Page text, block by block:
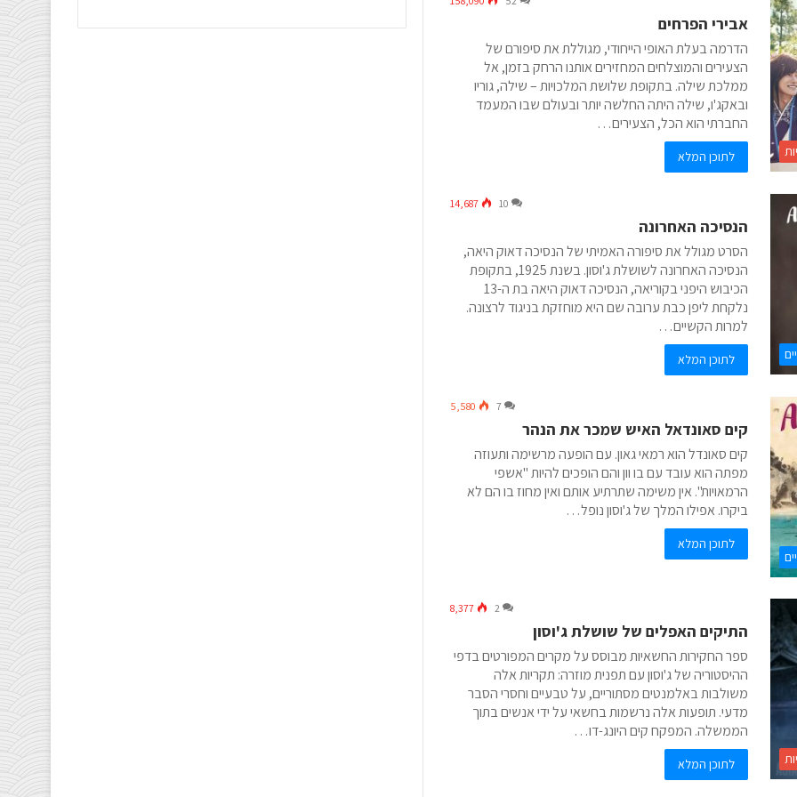
אבירי הפרחים
הדרמה בעלת האופי הייחודי, מגוללת את סיפורם של
הצעירים והמוצלחים המחזירים אותנו הרחק בזמן, אל
ממלכת שילה. בתקופת שלושת המלכויות – שילה, גוריו
ובאקג'ו, שילה היתה החלשה יותר ובעולם שבו המעמד
החברתי הוא הכל, הצעירים…
לתוכן המלא
10
14,687
הנסיכה האחרונה
הסרט מגולל את סיפורה האמיתי של הנסיכה דאוק היאה,
הנסיכה האחרונה לשושלת ג'וסון. בשנת 1925, בתקופת
הכיבוש היפני בקוריאה, הנסיכה דאוק היאה בת ה-13
נלקחת ליפן כבת ערובה שם היא מוחזקת בניגוד לרצונה.
למרות הקשיים…
לתוכן המלא
7
5,580
קים סאונדאל האיש שמכר את הנהר
קים סאונדל הוא רמאי גאון. עם הופעה מרשימה ותעוזה
מפתה הוא עובד עם בו וון והם הופכים להיות "אשפי
הרמאויות". אין משימה שתרתיע אותם ואין מחוז בו הם לא
ביקרו. אפילו המלך של ג'וסון נופל…
לתוכן המלא
2
8,377
התיקים האפלים של שושלת ג'וסון
ספר החקירות החשאיות מבוסס על מקרים המפורטים בדפי
ההיסטוריה של ג'וסון עם תפנית מוזרה: תקריות אלה
משולבות באלמנטים מסתוריים, על טבעיים וחסרי הסבר
מדעי. תופעות אלה נרשמות בחשאי על ידי אנשים בתוך
הממשלה. המפקח קים היונג-דו…
לתוכן המלא